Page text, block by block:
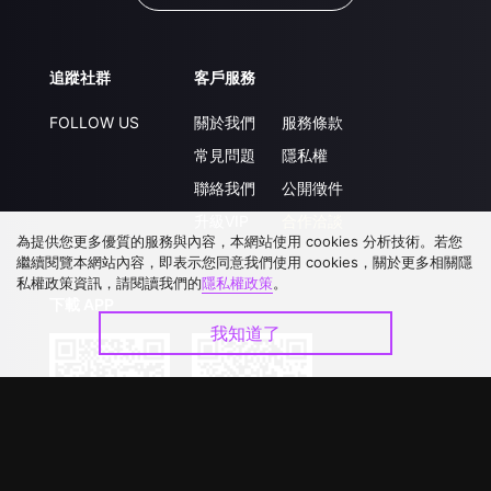
追蹤社群
FOLLOW US
客戶服務
關於我們
常見問題
聯絡我們
服務條款
隱私權
公開徵件
為提供您更多優質的服務與內容，本網站使用 cookies 分析技術。若您
繼續閱覽本網站內容，即表示您同意我們使用 cookies，關於更多相關隱
私權政策資訊，請閱讀我們的隱私權政策。
我知道了